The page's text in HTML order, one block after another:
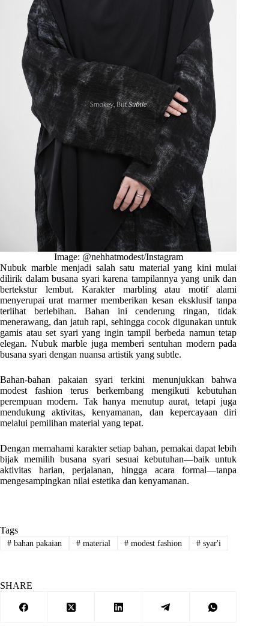
Image: @nehhatmodest/Instagram
Nubuk marble menjadi salah satu material yang kini mulai
dilirik dalam busana syari karena tampilannya yang unik dan
bertekstur lembut. Karakter marbling atau motif alami
menyerupai urat marmer memberikan kesan eksklusif tanpa
terlihat berlebihan. Bahan ini cenderung ringan, tidak
menerawang, dan jatuh rapi, sehingga cocok digunakan untuk
gamis atau set syari yang ingin tampil berbeda namun tetap
elegan. Nubuk marble juga memberi sentuhan modern pada
busana syari dengan nuansa artistik yang subtle.
Bahan-bahan pakaian syari terkini menunjukkan bahwa
modest fashion terus berkembang mengikuti kebutuhan
perempuan modern. Tak hanya menutup aurat, tetapi juga
mendukung aktivitas, kenyamanan, dan kepercayaan diri
melalui pemilihan material yang tepat.
Dengan memahami karakter setiap bahan, pemakai dapat lebih
bijak memilih busana syari sesuai kebutuhan—baik untuk
aktivitas harian, perjalanan, hingga acara formal—tanpa
mengesampingkan nilai estetika dan kenyamanan.
Tags
#bahan pakaian #material # modest fashion # syar'i
SHARE